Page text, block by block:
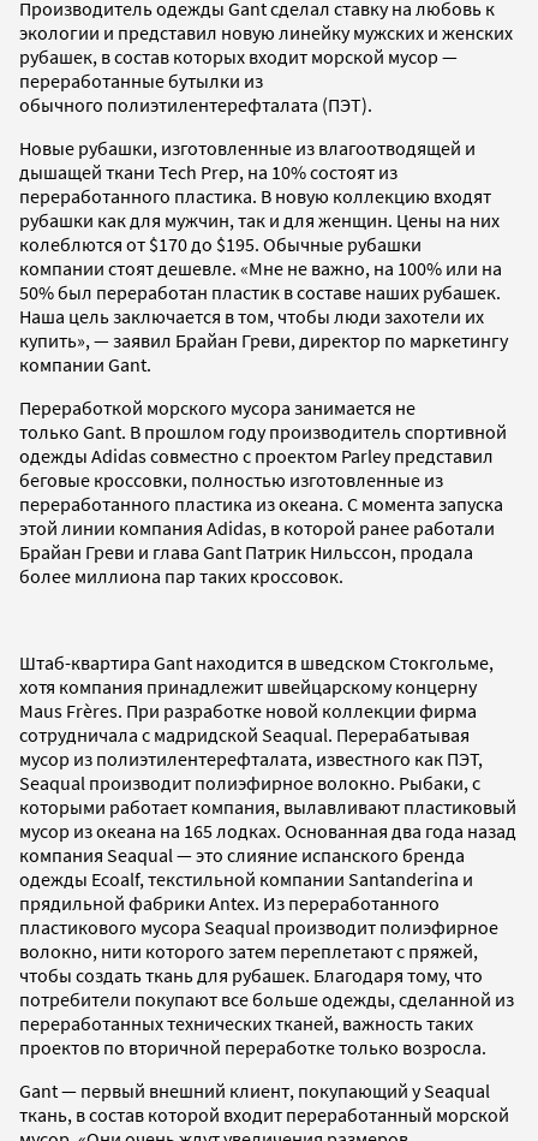
Производитель одежды Gant сделал ставку на любовь к
экологии и представил новую линейку мужских и женских
рубашек, в состав которых входит морской мусор —
переработанные бутылки из
обычного полиэтилентерефталата (ПЭТ).
Новые рубашки, изготовленные из влагоотводящей и
дышащей ткани Tech Prep, на 10% состоят из
переработанного пластика. В новую коллекцию входят
рубашки как для мужчин, так и для женщин. Цены на них
колеблются от $170 до $195. Обычные рубашки
компании стоят дешевле. «Мне не важно, на 100% или на
50% был переработан пластик в составе наших рубашек.
Наша цель заключается в том, чтобы люди захотели их
купить», — заявил Брайан Греви, директор по маркетингу
компании Gant.
Переработкой морского мусора занимается не
только Gant. В прошлом году производитель спортивной
одежды Adidas совместно с проектом Parley представил
беговые кроссовки, полностью изготовленные из
переработанного пластика из океана. С момента запуска
этой линии компания Adidas, в которой ранее работали
Брайан Греви и глава Gant Патрик Нильссон, продала
более миллиона пар таких кроссовок.
Штаб-квартира Gant находится в шведском Стокгольме,
хотя компания принадлежит швейцарскому концерну
Maus Frères. При разработке новой коллекции фирма
сотрудничала с мадридской Seaqual. Перерабатывая
мусор из полиэтилентерефталата, известного как ПЭТ,
Seaqual производит полиэфирное волокно. Рыбаки, с
которыми работает компания, вылавливают пластиковый
мусор из океана на 165 лодках. Основанная два года назад
компания Seaqual — это слияние испанского бренда
одежды Ecoalf, текстильной компании Santanderina и
прядильной фабрики Antex. Из переработанного
пластикового мусора Seaqual производит полиэфирное
волокно, нити которого затем переплетают с пряжей,
чтобы создать ткань для рубашек. Благодаря тому, что
потребители покупают все больше одежды, сделанной из
переработанных технических тканей, важность таких
проектов по вторичной переработке только возросла.
Gant — первый внешний клиент, покупающий у Seaqual
ткань, в состав которой входит переработанный морской